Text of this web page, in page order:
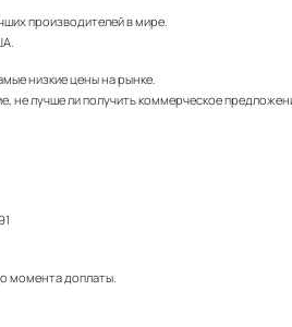
производителей в мире.
низкие цены на рынке.
лучше ли получить коммерческое
момента доплаты.